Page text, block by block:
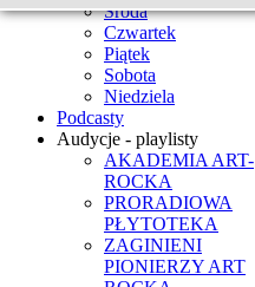
Środa
Czwartek
Piątek
Sobota
Niedziela
Podcasty
Audycje - playlisty
AKADEMIA ART-
ROCKA
PRORADIOWA
PŁYTOTEKA
ZAGINIENI
PIONIERZY ART